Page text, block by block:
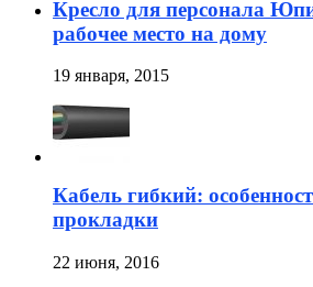
Кресло для персонала
рабочее место на дому
19 января, 2015
Кабель гибкий:
прокладки
22 июня, 2016